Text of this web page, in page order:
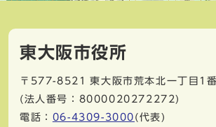
東大阪市役所
〒577-8521
東大阪市荒本北一丁目1
(法人番号：8000020272272)
電話： 06-4309-3000 (代表)